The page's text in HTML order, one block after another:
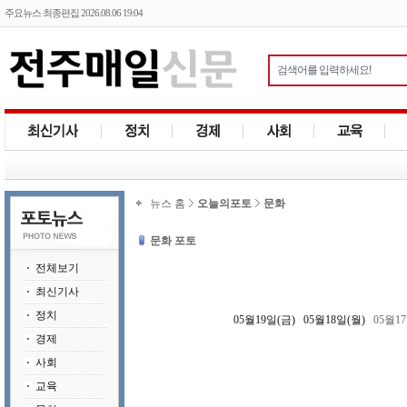
주요뉴스 최종편집 2026.08.06 19:04
전체보기
최신기사
정치
경제
사회
교육
뉴스 홈 오늘의포토 문화
문화 포토
05월19일(금) 05월18일(월) 05월